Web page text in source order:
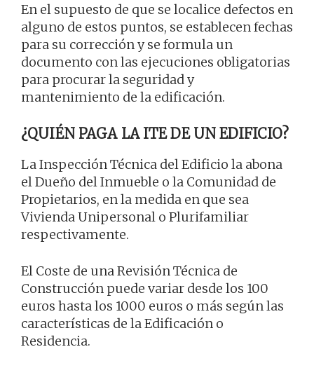
En el supuesto de que se localice defectos en
alguno de estos puntos, se establecen fechas
para su corrección y se formula un
documento con las ejecuciones obligatorias
para procurar la seguridad y
mantenimiento de la edificación.
¿QUIÉN PAGA LA ITE DE UN EDIFICIO?
La Inspección Técnica del Edificio la abona
el Dueño del Inmueble o la Comunidad de
Propietarios, en la medida en que sea
Vivienda Unipersonal o Plurifamiliar
respectivamente.
El Coste de una Revisión Técnica de
Construcción puede variar desde los 100
euros hasta los 1000 euros o más según las
características de la Edificación o
Residencia.